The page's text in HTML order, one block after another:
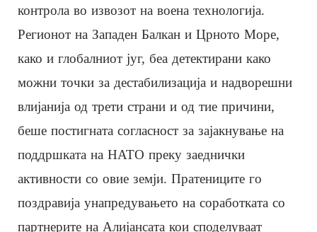
контрола во извозот на воена технологија.
Регионот на Западен Балкан и Црното Море,
како и глобалниот југ, беа детектирани како
можни точки за дестабилизација и надворешни
влијанија од трети страни и од тие причини,
беше постигната согласност за зајакнување на
поддршката на НАТО преку заеднички
активности со овие земји. Пратениците го
поздравија унапредувањето на соработката со
партнерите на Алијансата кои споделуваат